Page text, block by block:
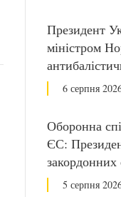
Президент
міністром
6 серпня
Оборонна
ЄС:
закордонних
5 серпня